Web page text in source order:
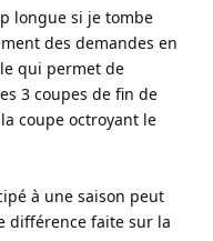
longue si je tombe
des demandes en
qui permet de
3 coupes de fin de
coupe octroyant le
à une saison peut
différence faite sur la